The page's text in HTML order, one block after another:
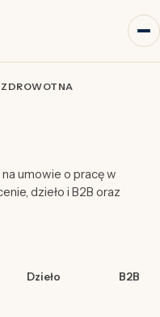
na umowie o pracę w
dzieło i B2B oraz
Dzieło B2B